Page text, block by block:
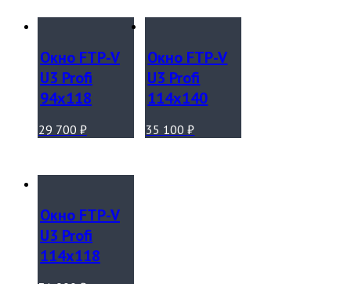
Окно FTP-V
U3 Profi
94х118
29 700 ₽
Окно FTP-V
U3 Profi
114х140
35 100₽
Окно FTP-V
U3 Profi
114х118